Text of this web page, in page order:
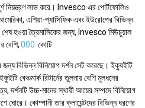
নিয়ন্ত্রণ লাভ করে। Invesco এর পোর্টফোলিও
এশিয়া-প্যাসিফিক এবং ইউরোপের বিভিন্ন
হওয়া ত্রৈমাসিকের জন্য, Invesco মিউচুয়াল
বেশি,000 কোটি
বিভিন্ন বিনিয়োগ দর্শন সেট করেছে। ইক্যুইটি
বেঞ্চমার্ক রিটার্নের তুলনায় বেশি মূলধনের
দর্শনটি উচ্চ-মানের স্থায়ী আয়ের সম্পদে বিনিয়োগ
ঘোরে। কোম্পানী তার ক্লায়েন্টদের বিভিন্ন ধরণের